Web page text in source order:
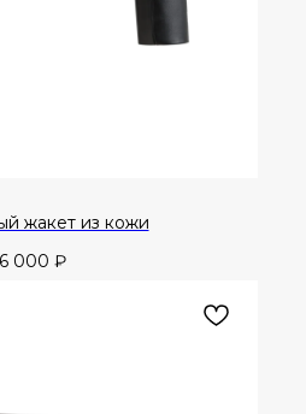
жакет из кожи
000 ₽